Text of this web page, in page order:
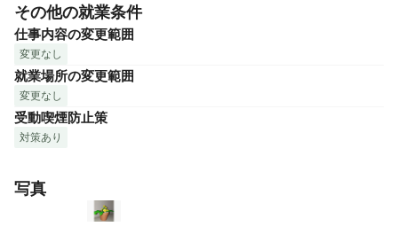
その他の就業条件
仕事内容の変更範囲
変更なし
就業場所の変更範囲
変更なし
受動喫煙防止策
対策あり
写真